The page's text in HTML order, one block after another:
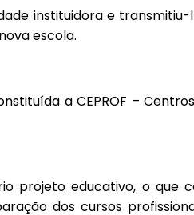
instituidora e
escola.
a CEPROF –
projeto educativo, o que
dos cursos